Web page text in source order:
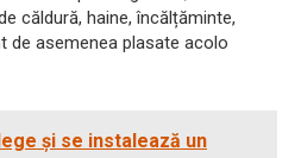
căldură, haine, încălțăminte,
de asemenea plasate acolo
și se instalează un